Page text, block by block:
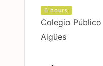
6 hours
Colegio Público
Aigües